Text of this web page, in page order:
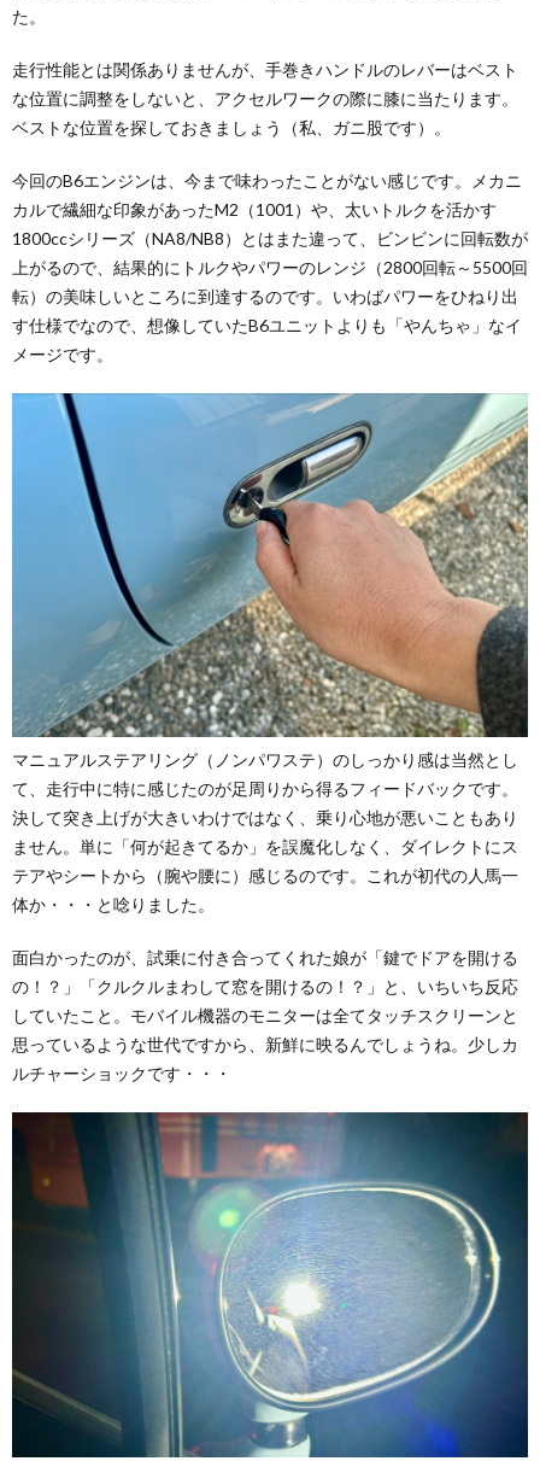
た。
走行性能とは関係ありませんが、手巻きハンドルのレバーはベスト
な位置に調整をしないと、アクセルワークの際に膝に当たります。
ベストな位置を探しておきましょう（私、ガニ股です）。
今回のB6エンジンは、今まで味わったことがない感じです。メカニ
カルで繊細な印象があったM2（1001）や、太いトルクを活かす
1800ccシリーズ（NA8/NB8）とはまた違って、ビンビンに回転数が
上がるので、結果的にトルクやパワーのレンジ（2800回転～5500回
転）の美味しいところに到達するのです。いわばパワーをひねり出
す仕様でなので、想像していたB6ユニットよりも「やんちゃ」なイ
メージです。
マニュアルステアリング（ノンパワステ）のしっかり感は当然とし
て、走行中に特に感じたのが足周りから得るフィードバックです。
決して突き上げが大きいわけではなく、乗り心地が悪いこともあり
ません。単に「何が起きてるか」を誤魔化しなく、ダイレクトにス
テアやシートから（腕や腰に）感じるのです。これが初代の人馬一
体か・・・と唸りました。
面白かったのが、試乗に付き合ってくれた娘が「鍵でドアを開ける
の！？」「クルクルまわして窓を開けるの！？」と、いちいち反応
していたこと。モバイル機器のモニターは全てタッチスクリーンと
思っているような世代ですから、新鮮に映るんでしょうね。少しカ
ルチャーショックです・・・